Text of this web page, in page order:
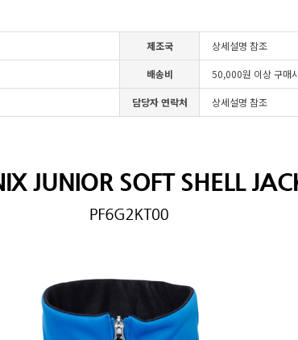
제조국 상세설명 참조
배송비 50,000원 이상 구매시
담당자 연락처 상세설명 참조